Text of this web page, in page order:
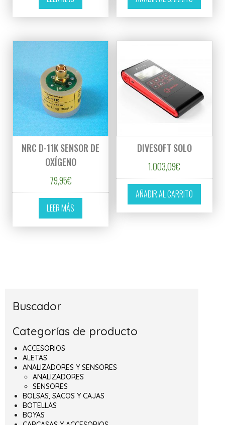
NRC D-11K SENSOR DE
OXÍGENO
79,95€
LEER MÁS
DIVESOFT SOLO
1.003,09€
AÑADIR AL CARRITO
Buscador
Categorías de producto
ACCESORIOS
ALETAS
ANALIZADORES Y SENSORES
ANALIZADORES
SENSORES
BOLSAS, SACOS Y CAJAS
BOTELLAS
BOYAS